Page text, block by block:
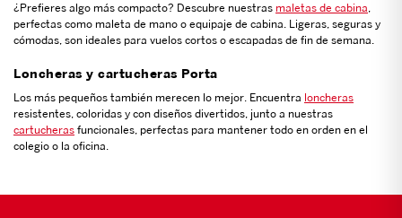
¿Prefieres algo más compacto? Descubre nuestras maletas de cabina,
perfectas como maleta de mano o equipaje de cabina. Ligeras, seguras y
cómodas, son ideales para vuelos cortos o escapadas de fin de semana.
Loncheras y cartucheras Porta
Los más pequeños también merecen lo mejor. Encuentra loncheras
resistentes, coloridas y con diseños divertidos, junto a nuestras
cartucheras funcionales, perfectas para mantener todo en orden en el
colegio o la oficina.